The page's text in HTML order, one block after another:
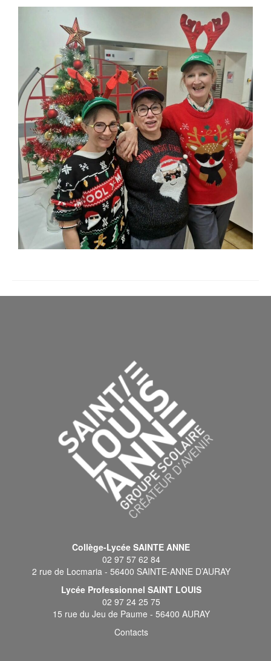
Collège-Lycée SAINTE ANNE
02 97 57 62 84
2 rue de Locmaria - 56400 SAINTE-ANNE D’AURAY
Lycée Professionnel SAINT LOUIS
02 97 24 25 75
15 rue du Jeu de Paume - 56400 AURAY
Contacts